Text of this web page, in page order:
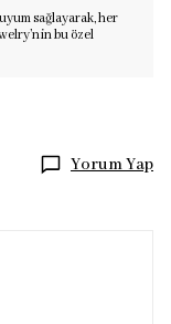
sağlayarak, her
bu özel
Yorum Yap